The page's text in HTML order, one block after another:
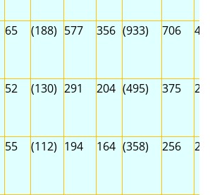
65 (188) 577 356 (933) 706
52 (130) 291 204 (495) 375
55 (112) 194 164 (358) 256